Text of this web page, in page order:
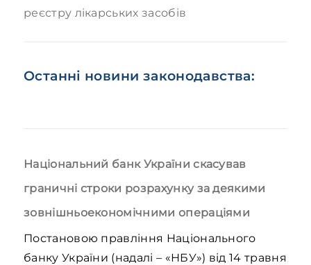
реєстру лікарських засобів
Останні новини законодавства:
Національний банк України скасував
граничні строки розрахунку за деякими
зовнішньоекономічними операціями
Постановою правління Національного
банку України (надалі – «НБУ») від 14 травня